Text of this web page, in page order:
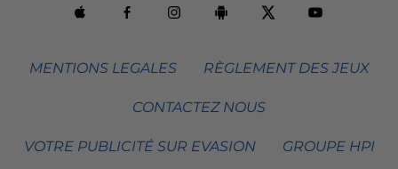
MENTIONS LEGALES RÈGLEMENT DES JEUX
CONTACTEZ NOUS
VOTRE PUBLICITÉ SUR EVASION GROUPE HPI